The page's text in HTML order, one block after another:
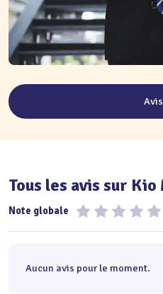
Avis
Tous les avis sur Kio
Note globale
Aucun avis pour le moment.